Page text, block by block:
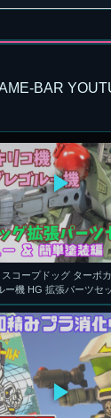
BAR
イ 1/72 アーマードバ
コープドッグ ターボ
ー機 HG 拡張パーツセ